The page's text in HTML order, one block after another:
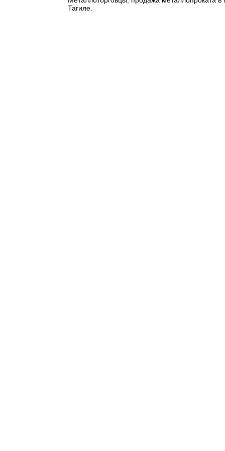
Тагиле.